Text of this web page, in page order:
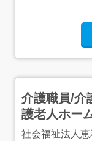
介護職員/介
護老人ホー
社会福祉法人